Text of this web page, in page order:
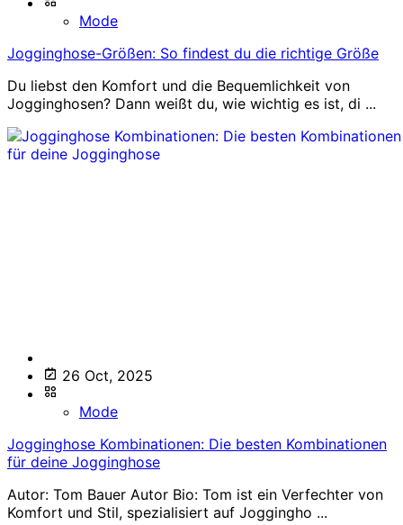
Mode
Jogginghose-Größen: So findest du die richtige Größe
Du liebst den Komfort und die Bequemlichkeit von
Jogginghosen? Dann weißt du, wie wichtig es ist, di ...
26 Oct, 2025
Mode
Jogginghose Kombinationen: Die besten Kombinationen
für deine Jogginghose
Autor: Tom Bauer Autor Bio: Tom ist ein Verfechter von
Komfort und Stil, spezialisiert auf Joggingho ...